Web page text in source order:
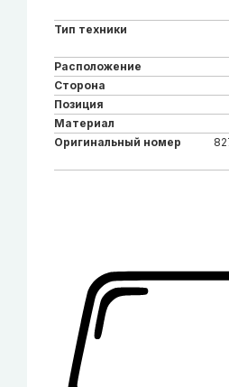
Тип техники
Расположение
Сторона
Позиция
Материал
Оригинальный номер